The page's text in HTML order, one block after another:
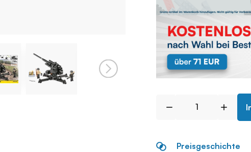
Preisgeschichte